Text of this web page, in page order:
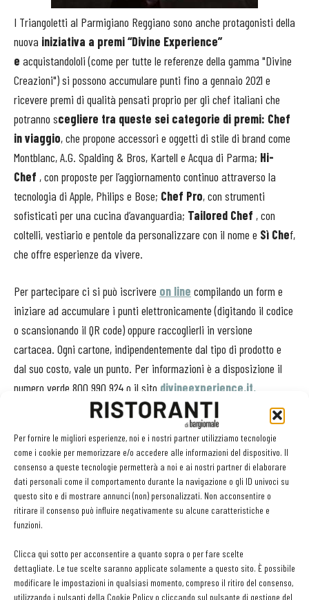
Per fornire le migliori esperienze, noi e i nostri partner utilizziamo tecnologie
come i cookie per memorizzare e/o accedere alle informazioni del dispositivo. Il
consenso a queste tecnologie permetterà a noi e ai nostri partner di elaborare
dati personali come il comportamento durante la navigazione o gli ID univoci su
questo sito e di mostrare annunci (non) personalizzati. Non acconsentire o
ritirare il consenso può influire negativamente su alcune caratteristiche e
funzioni.
Clicca qui sotto per acconsentire a quanto sopra o per fare scelte
dettagliate. Le tue scelte saranno applicate solamente a questo sito. È possibile
modificare le impostazioni in qualsiasi momento, compreso il ritiro del consenso,
utilizzando i pulsanti della Cookie Policy o cliccando sul pulsante di gestione del
I Triangoletti al Parmigiano Reggiano sono anche protagonisti della
nuova iniziativa a premi “Divine Experience”
e acquistandololi (come per tutte le referenze della gamma "Divine
Creazioni") si possono accumulare punti fino a gennaio 2021 e
ricevere premi di qualità pensati proprio per gli chef italiani che
potranno scegliere tra queste sei categorie di premi: Chef
in viaggio, che propone accessori e oggetti di stile di brand come
Montblanc, A.G. Spalding & Bros, Kartell e Acqua di Parma; Hi-
Chef , con proposte per l’aggiornamento continuo attraverso la
tecnologia di Apple, Philips e Bose; Chef Pro, con strumenti
sofisticati per una cucina d’avanguardia; Tailored Chef , con
coltelli, vestiario e pentole da personalizzare con il nome e Sì Chef,
che offre esperienze da vivere.
Per partecipare ci si può iscrivere on line compilando un form e
iniziare ad accumulare i punti elettronicamente (digitando il codice
o scansionando il QR code) oppure raccoglierli in versione
cartacea. Ogni cartone, indipendentemente dal tipo di prodotto e
dal suo costo, vale un punto. Per informazioni è a disposizione il
numero verde 800 990 924 o il sito divineexperience.it.
Facebook
Metti il gusto del caffè a tutto pasto